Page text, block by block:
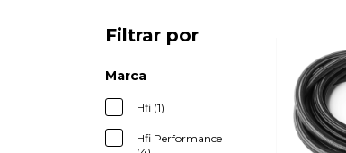
Filtrar por
Marca
Hfi (1)
Hfi Performance